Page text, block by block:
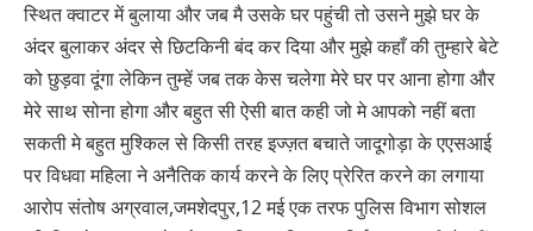
स्थित क्वाटर में बुलाया और जब मै उसके घर पहुंची तो उसने मुझे घर के
अंदर बुलाकर अंदर से छिटकिनी बंद कर दिया और मुझे कहाँ की तुम्हारे बेटे
को छुड़वा दूंगा लेकिन तुम्हें जब तक केस चलेगा मेरे घर पर आना होगा और
मेरे साथ सोना होगा और बहुत सी ऐसी बात कही जो मे आपको नहीं बता
सकती मे बहुत मुश्किल से किसी तरह इज्ज़त बचाते जादूगोड़ा के एएसआई
पर विधवा महिला ने अनैतिक कार्य करने के लिए प्रेरित करने का लगाया
आरोप संतोष अग्रवाल,जमशेदपुर,12 मई एक तरफ पुलिस विभाग सोशल